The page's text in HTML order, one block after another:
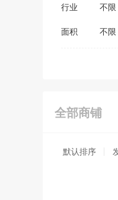
行业 不限
医药
面积 不限
全部商铺
默认排序